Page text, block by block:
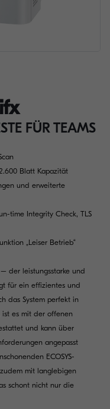
FÜR TEAMS
Blatt Kapazität
und erweiterte
time Integrity Check, TLS
„Leiser Betrieb“
der leistungsstarke und
für ein effizientes und
das System perfekt in
es mit der offenen
und kann über
angepasst
ECOSYS-
mit langlebigen
schont nicht nur die